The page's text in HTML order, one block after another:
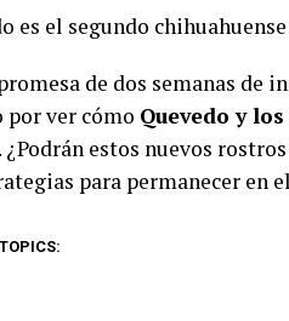
es el segundo
de dos semanas de
por ver cómo Quevedo y
. ¿Podrán estos nuevos
para permanecer en